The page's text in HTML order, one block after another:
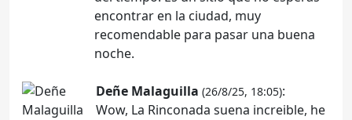
encontrar en la ciudad, muy
recomendable para pasar una buena
noche.
Deñe Malaguilla (26/8/25, 18:05):
Wow, La Rinconada suena increible, he